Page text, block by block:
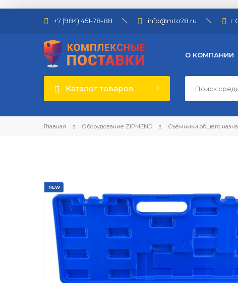
+7 (984) 451-78-88 info@mto78.ru
О КОМПАНИИ
Каталог товаров
Главная Оборудование ZIPMEND Съёмники общего
NEW